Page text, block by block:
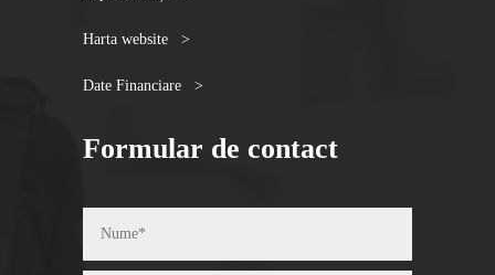
Harta website >
Date Financiare >
Formular de contact